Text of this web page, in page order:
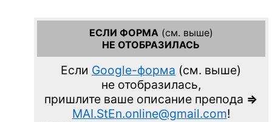
ЕСЛИ ФОРМА (см. выше)
НЕ ОТОБРАЗИЛАСЬ
Если Google-форма (см. выше)
не отобразилась,
пришлите ваше описание препода =>
MAI.StEn.online@gmail.com!